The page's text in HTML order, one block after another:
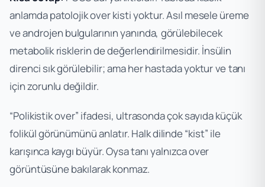
anlamda patolojik over kisti yoktur. Asıl mesele üreme
ve androjen bulgularının yanında, görülebilecek
metabolik risklerin de değerlendirilmesidir. İnsülin
direnci sık görülebilir; ama her hastada yoktur ve tanı
için zorunlu değildir.
“Polikistik over” ifadesi, ultrasonda çok sayıda küçük
folikül görünümünü anlatır. Halk dilinde “kist” ile
karışınca kaygı büyür. Oysa tanı yalnızca over
görüntüsüne bakılarak konmaz.